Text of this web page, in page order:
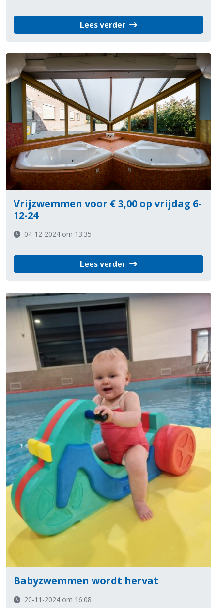
Lees verder
Vrijzwemmen voor € 3,00 op vrijdag 6-
12-24
04-12-2024 om 13:35
Lees verder
Babyzwemmen wordt hervat
20-11-2024 om 16:08